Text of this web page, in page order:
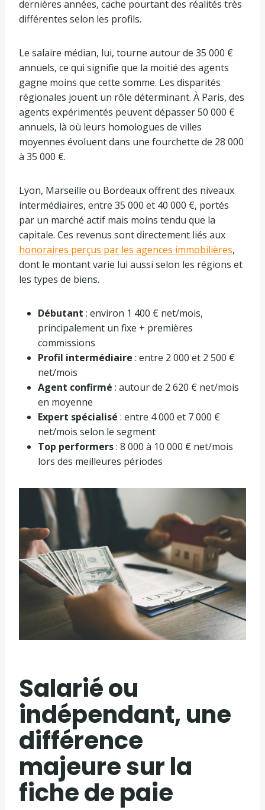
dernières années, cache pourtant des réalités très
différentes selon les profils.
Le salaire médian, lui, tourne autour de 35 000 €
annuels, ce qui signifie que la moitié des agents
gagne moins que cette somme. Les disparités
régionales jouent un rôle déterminant. À Paris, des
agents expérimentés peuvent dépasser 50 000 €
annuels, là où leurs homologues de villes
moyennes évoluent dans une fourchette de 28 000
à 35 000 €.
Lyon, Marseille ou Bordeaux offrent des niveaux
intermédiaires, entre 35 000 et 40 000 €, portés
par un marché actif mais moins tendu que la
capitale. Ces revenus sont directement liés aux
honoraires perçus par les agences immobilières,
dont le montant varie lui aussi selon les régions et
les types de biens.
Débutant : environ 1 400 € net/mois,
principalement un fixe + premières
commissions
Profil intermédiaire : entre 2 000 et 2 500 €
net/mois
Agent confirmé : autour de 2 620 € net/mois
en moyenne
Expert spécialisé : entre 4 000 et 7 000 €
net/mois selon le segment
Top performers: 8 000 à 10 000 € net/mois
lors des meilleures périodes
Salarié ou
indépendant, une
différence
majeure sur la
fiche de paie